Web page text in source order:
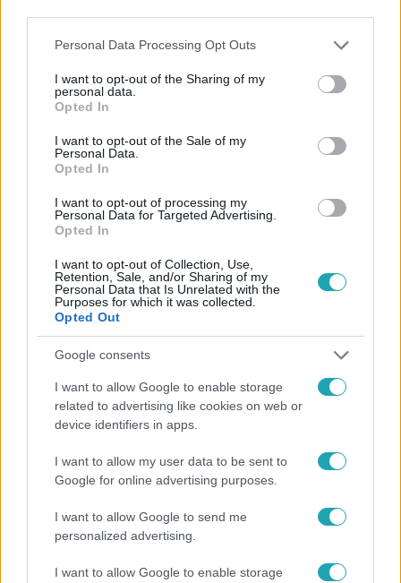
Please note that this website/app uses one or more Google
not limited to your visit or usage behaviour. You may click to
grant or deny consent to Google and its third-party tags to
use your data for below specified purposes in below Google
consent section.
Personal Data Processing Opt Outs
I want to opt-out of the Sharing of my
personal data.
Opted In
I want to opt-out of the Sale of my
Personal Data.
Opted In
I want to opt-out of processing my
Personal Data for Targeted Advertising.
Opted In
I want to opt-out of Collection, Use,
Retention, Sale, and/or Sharing of my
Personal Data that Is Unrelated with the
Purposes for which it was collected.
Opted Out
Google consents
I want to allow Google to enable storage
related to advertising like cookies on web or
device identifiers in apps.
I want to allow my user data to be sent to
Google for online advertising purposes.
I want to allow Google to send me
personalized advertising.
I want to allow Google to enable storage
SZŐNYI FERENC #ULTRATRIATLONISTA